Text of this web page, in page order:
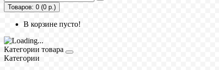
Товаров: 0 (0 р.)
В корзине пусто!
Категории товара
Категории